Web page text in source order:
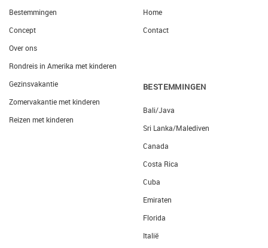
Bestemmingen
Concept
Over ons
Rondreis in Amerika met kinderen
Gezinsvakantie
Zomervakantie met kinderen
Reizen met kinderen
Home
Contact
BESTEMMINGEN
Bali/Java
Sri Lanka/Malediven
Canada
Costa Rica
Cuba
Emiraten
Florida
Italië